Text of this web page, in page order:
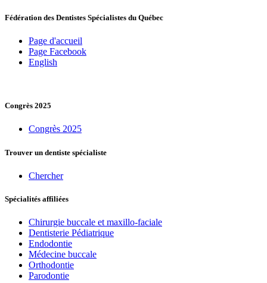
Fédération des Dentistes Spécialistes du Québec
Page d'accueil
Page Facebook
English
Congrès 2025
Congrès 2025
Trouver un dentiste spécialiste
Chercher
Spécialités affiliées
Chirurgie buccale et maxillo-faciale
Dentisterie Pédiatrique
Endodontie
Médecine buccale
Orthodontie
Parodontie